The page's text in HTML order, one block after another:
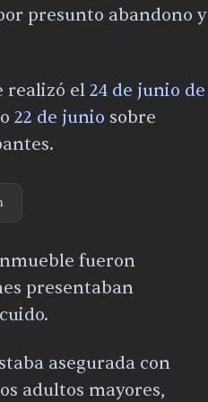
presunto abandono y
realizó el 24 de junio de
22 de junio sobre
fueron
presentaban
asegurada con
adultos mayores,